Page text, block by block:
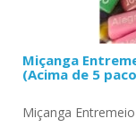
Miçanga
(Acima de 5
Miçanga